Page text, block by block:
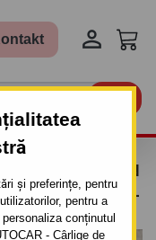
și preferințe, pentru
pentru a
conținutul
- Cârlige de

CITROEN
DEMONTABIL
PÂNĂ 2010